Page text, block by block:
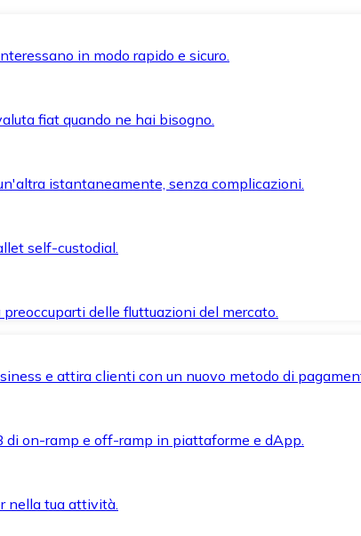
in modo rapido e sicuro.
fiat quando ne hai bisogno.
istantaneamente, senza complicazioni.
self-custodial.
delle fluttuazioni del mercato.
e attira clienti con un nuovo metodo di
di on-ramp e off-ramp in piattaforme e dApp.
nella tua attività.